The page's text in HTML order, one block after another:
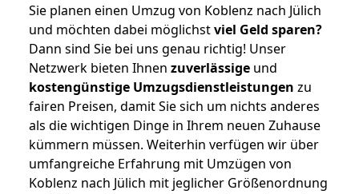
Sie planen einen Umzug von Koblenz nach Jülich
und möchten dabei möglichstviel Geld sparen?
Dann sind Sie bei uns genau richtig! Unser
Netzwerk bieten Ihnen zuverlässige und
kostengünstige Umzugsdienstleistungen zu
fairen Preisen, damit Sie sich um nichts anderes
als die wichtigen Dinge in Ihrem neuen Zuhause
kümmern müssen. Weiterhin verfügen wir über
umfangreiche Erfahrung mit Umzügen von
Koblenz nach Jülich mit jeglicher Größenordnung